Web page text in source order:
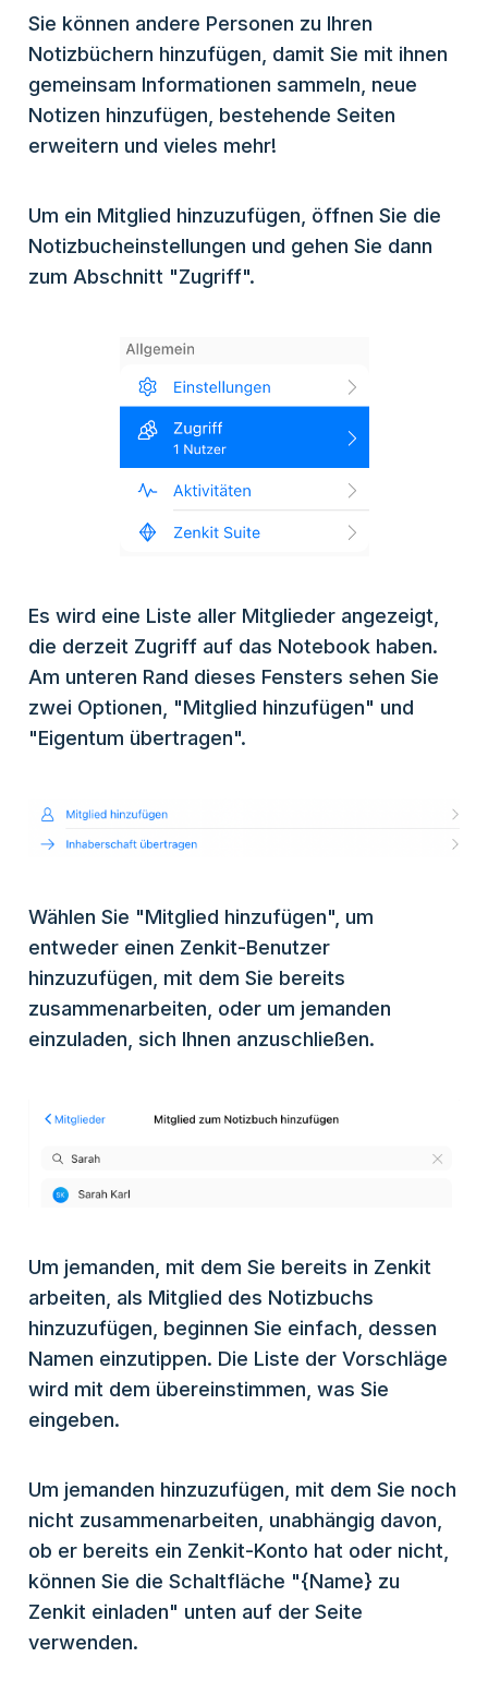
Sie können andere Personen zu Ihren
Notizbüchern hinzufügen, damit Sie mit ihnen
gemeinsam Informationen sammeln, neue
Notizen hinzufügen, bestehende Seiten
erweitern und vieles mehr!
Um ein Mitglied hinzuzufügen, öffnen Sie die
Notizbucheinstellungen und gehen Sie dann
zum Abschnitt "Zugriff".
Es wird eine Liste aller Mitglieder angezeigt,
die derzeit Zugriff auf das Notebook haben.
Am unteren Rand dieses Fensters sehen Sie
zwei Optionen, "Mitglied hinzufügen" und
"Eigentum übertragen".
Wählen Sie "Mitglied hinzufügen", um
entweder einen Zenkit-Benutzer
hinzuzufügen, mit dem Sie bereits
zusammenarbeiten, oder um jemanden
einzuladen, sich Ihnen anzuschließen.
Um jemanden, mit dem Sie bereits in Zenkit
arbeiten, als Mitglied des Notizbuchs
hinzuzufügen, beginnen Sie einfach, dessen
Namen einzutippen. Die Liste der Vorschläge
wird mit dem übereinstimmen, was Sie
eingeben.
Um jemanden hinzuzufügen, mit dem Sie noch
nicht zusammenarbeiten, unabhängig davon,
ob er bereits ein Zenkit-Konto hat oder nicht,
können Sie die Schaltfläche "{Name} zu
Zenkit einladen" unten auf der Seite
verwenden.